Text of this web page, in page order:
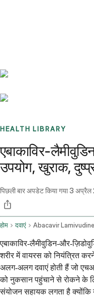
HEALTH LIBRARY
एबाकाविर-
उपयोग, खुराक,
पिछली बार अपडेट किया गया3 अप्रैल
होम दवाएं
एबाकाविर-लैमीवुडिन-और-
शरीर में वायरस को नियंत्रित
अलग-अलग दवाएं होती हैं जो
को नुकसान पहुंचाने से रोकने के
संयोजन सहायक लगता है क्योंकि